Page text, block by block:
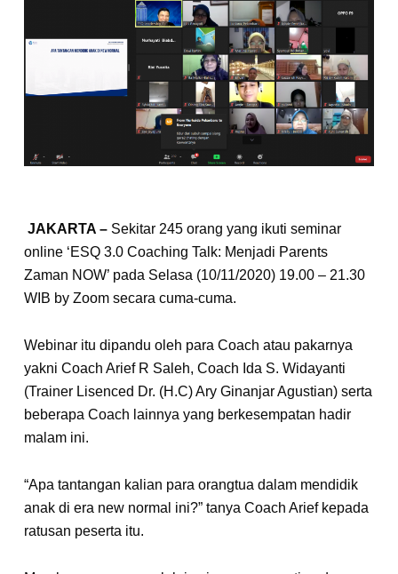
JAKARTA –Sekitar 245 orang yang ikuti seminar
online ‘ESQ 3.0 Coaching Talk: Menjadi Parents
Zaman NOW’ pada Selasa (10/11/2020) 19.00 – 21.30
WIB by Zoom secara cuma-cuma.
Webinar itu dipandu oleh para Coach atau pakarnya
yakni Coach Arief R Saleh, Coach Ida S. Widayanti
(Trainer Lisenced Dr. (H.C) Ary Ginanjar Agustian) serta
beberapa Coach lainnya yang berkesempatan hadir
malam ini.
“Apa tantangan kalian para orangtua dalam mendidik
anak di era new normal ini?” tanya Coach Arief kepada
ratusan peserta itu.